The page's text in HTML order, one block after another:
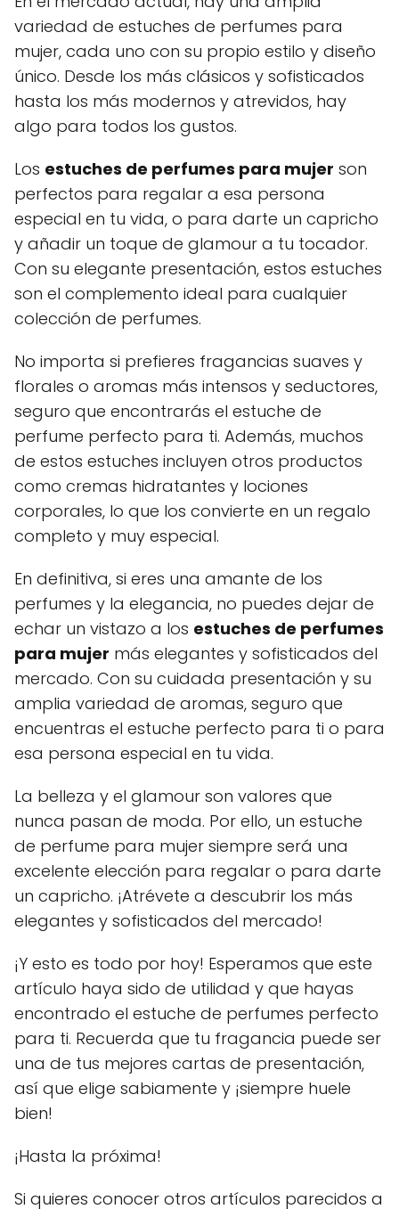
variedad de estuches de perfumes para
mujer, cada uno con su propio estilo y diseño
único. Desde los más clásicos y sofisticados
hasta los más modernos y atrevidos, hay
algo para todos los gustos.
Los estuches de perfumes para mujer son
perfectos para regalar a esa persona
especial en tu vida, o para darte un capricho
y añadir un toque de glamour a tu tocador.
Con su elegante presentación, estos estuches
son el complemento ideal para cualquier
colección de perfumes.
No importa si prefieres fragancias suaves y
florales o aromas más intensos y seductores,
seguro que encontrarás el estuche de
perfume perfecto para ti. Además, muchos
de estos estuches incluyen otros productos
como cremas hidratantes y lociones
corporales, lo que los convierte en un regalo
completo y muy especial.
En definitiva, si eres una amante de los
perfumes y la elegancia, no puedes dejar de
echar un vistazo a los estuches de perfumes
para mujer más elegantes y sofisticados del
mercado. Con su cuidada presentación y su
amplia variedad de aromas, seguro que
encuentras el estuche perfecto para ti o para
esa persona especial en tu vida.
La belleza y el glamour son valores que
nunca pasan de moda. Por ello, un estuche
de perfume para mujer siempre será una
excelente elección para regalar o para darte
un capricho. ¡Atrévete a descubrir los más
elegantes y sofisticados del mercado!
¡Y esto es todo por hoy! Esperamos que este
artículo haya sido de utilidad y que hayas
encontrado el estuche de perfumes perfecto
para ti. Recuerda que tu fragancia puede ser
una de tus mejores cartas de presentación,
así que elige sabiamente y ¡siempre huele
bien!
¡Hasta la próxima!
Si quieres conocer otros artículos parecidos a